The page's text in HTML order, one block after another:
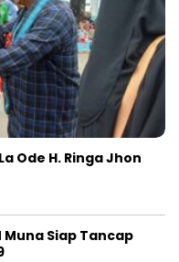
Ode H. Ringa Jhon
Muna Siap Tancap